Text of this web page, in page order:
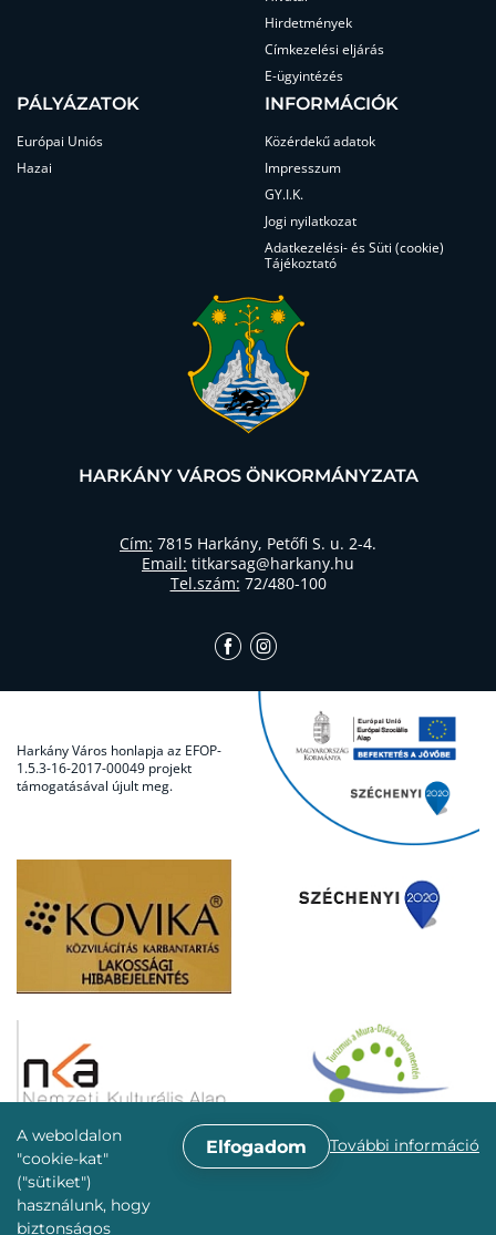
A weboldalon
"cookie-kat"
("sütiket")
használunk, hogy
biztonságos
Elfogadom További információ
Hirdetmények
Címkezelési eljárás
E-ügyintézés
PÁLYÁZATOK
Európai Uniós
Hazai
INFORMÁCIÓK
Közérdekű adatok
Impresszum
GY.I.K.
Jogi nyilatkozat
Adatkezelési- és Süti (cookie)
Tájékoztató
HARKÁNY VÁROS ÖNKORMÁNYZATA
Cím: 7815 Harkány, Petőfi S. u. 2-4.
Email: titkarsag@harkany.hu
Tel.szám: 72/480-100
Harkány Város honlapja az EFOP-
1.5.3-16-2017-00049 projekt
támogatásával újult meg.